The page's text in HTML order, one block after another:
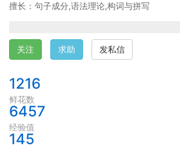
擅长：句子成分,语法理论,构词与拼写
关注 求助 发私信
1216
鲜花数
6457
经验值
145